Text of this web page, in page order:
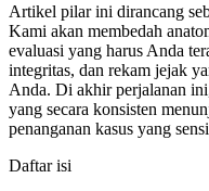
Artikel pilar ini dirancang
Kami akan membedah
evaluasi yang harus Anda
integritas, dan rekam jejak
Anda. Di akhir perjalanan
yang secara konsisten
penanganan kasus yang
Daftar isi